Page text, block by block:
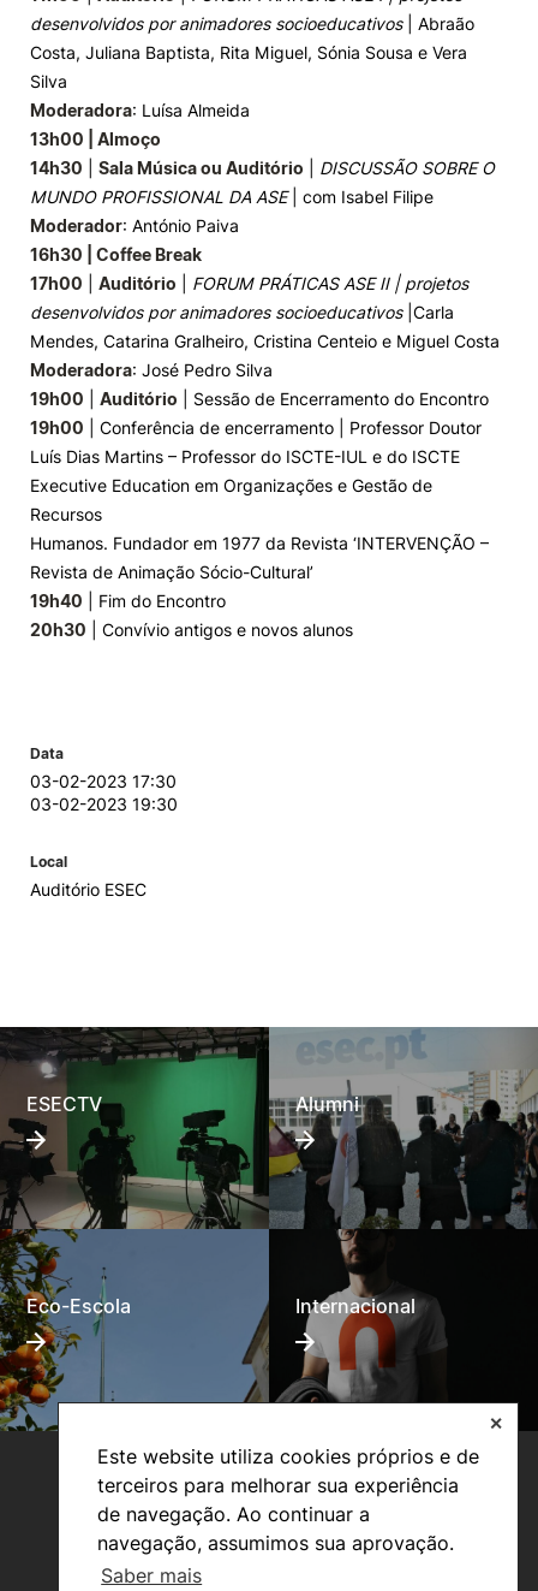
Este website utiliza cookies próprios e de
terceiros para melhorar sua experiência
de navegação. Ao continuar a
navegação, assumimos sua aprovação.
Saber mais
✕
desenvolvidos por animadores socioeducativos| Abraão
Costa, Juliana Baptista, Rita Miguel, Sónia Sousa e Vera
Silva
Moderadora: Luísa Almeida
13h00 | Almoço
14h30
Sala Música ou Auditório
DISCUSSÃO SOBRE O
MUNDO PROFISSIONAL DA ASE| com Isabel Filipe
Moderador: António Paiva
16h30 | Coffee Break
17h00
Auditório
FORUM PRÁTICAS ASE II | projetos
desenvolvidos por animadores socioeducativos|Carla
Mendes, Catarina Gralheiro, Cristina Centeio e Miguel Costa
Moderadora: José Pedro Silva
19h00
Auditório | Sessão de Encerramento do Encontro
19h00 | Conferência de encerramento | Professor Doutor
Luís Dias Martins – Professor do ISCTE-IUL e do ISCTE
Executive Education em Organizações e Gestão de
Recursos
Humanos. Fundador em 1977 da Revista ‘INTERVENÇÃO –
Revista de Animação Sócio-Cultural’
19h40 | Fim do Encontro
20h30 | Convívio antigos e novos alunos
Data
03-02-2023 17:30
03-02-2023 19:30
Local
Auditório ESEC
ESECTV Alumni
Eco-Escola Internacional